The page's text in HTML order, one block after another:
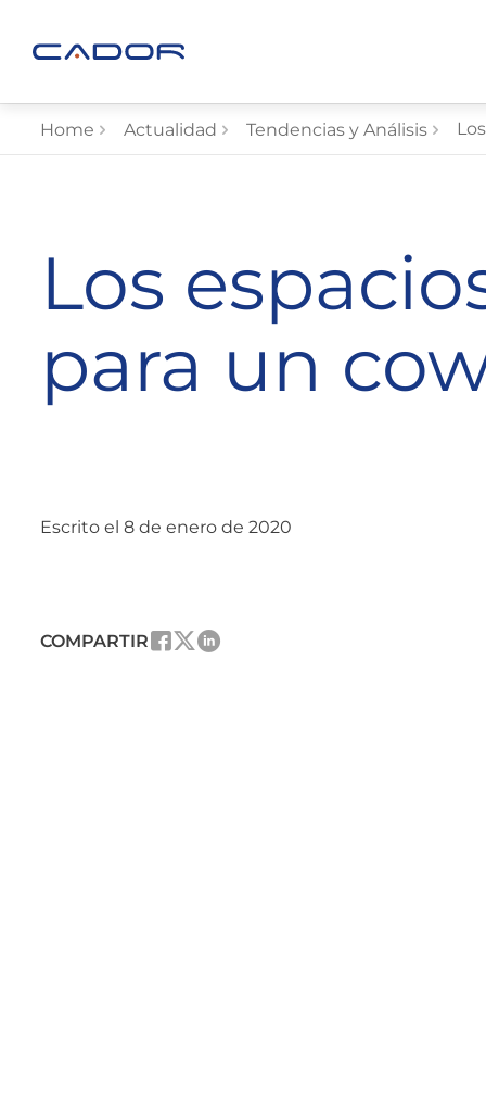
Home Actualidad Tendencias y Análisis
Los
para un
Escrito el 8 de enero de 2020
COMPARTIR